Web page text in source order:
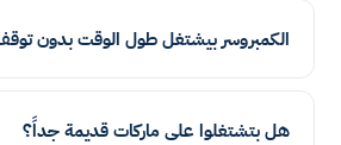
الكمبروسر بيشتغل طول الوقت بدون
هل بتشتغلوا على ماركات قديمة جداً؟